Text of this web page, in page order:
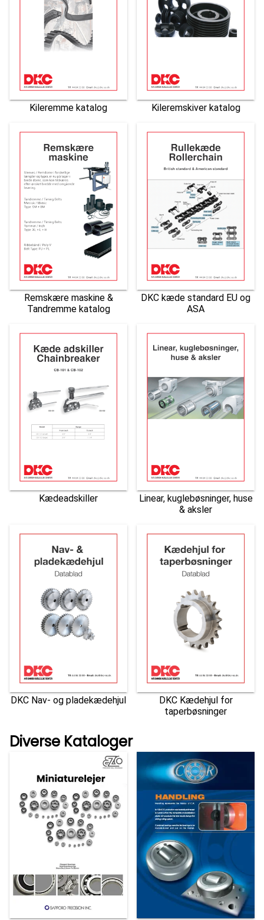
Kileremme katalog Kileremskiver katalog
Remskære maskine &
Tandremme katalog
DKC kæde standard EU og
ASA
Kædeadskiller
Linear, kuglebøsninger, huse
& aksler
DKC Nav- og pladekædehjul
DKC Kædehjul for
taperbøsninger
Diverse Kataloger